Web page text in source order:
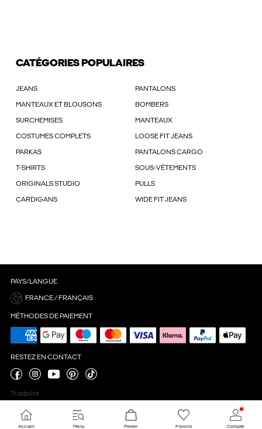
CATÉGORIES POPULAIRES
JEANS PANTALONS
MANTEAUX ET BLOUSONS BOMBERS
SURCHEMISES MANTEAUX
COSTUMES COMPLETS LOOSE FIT JEANS
PARKAS PANTALONS CARGO
T-SHIRTS SOUS-VÊTEMENTS
ORIGINALS STUDIO PULLS
CARDIGANS WIDE FIT JEANS
PAYS/LANGUE
FRANCE / FRANÇAIS
MÉTHODES DE PAIEMENT
RESTEZ EN CONTACT
Trustpilot
Accueil Menu Panier Favoris Compte